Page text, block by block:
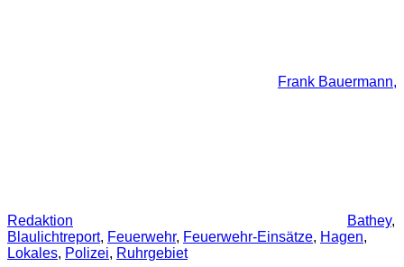
Frank Bauermann,
Redaktion Bathey,
Blaulichtreport, Feuerwehr, Feuerwehr-Einsätze, Hagen,
Lokales, Polizei, Ruhrgebiet